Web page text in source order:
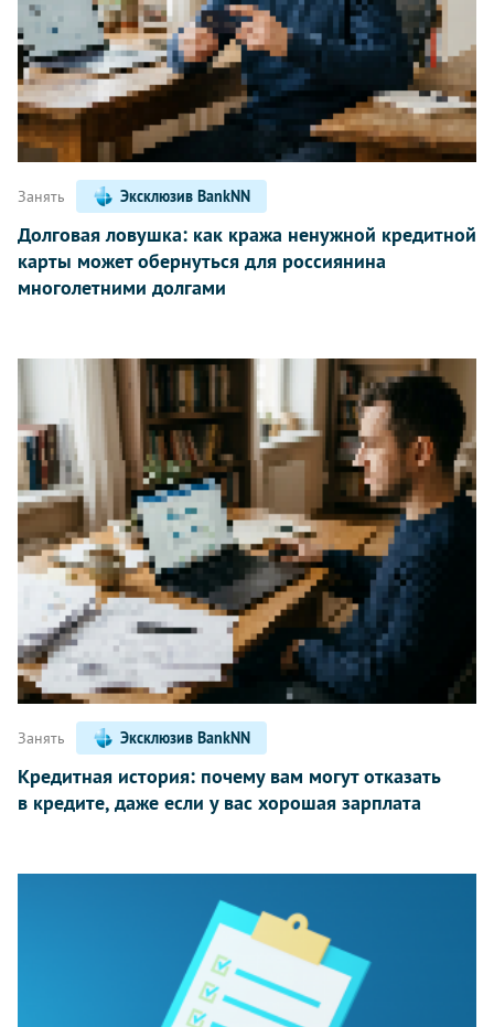
Занять Эксклюзив BankNN
Долговая ловушка: как кража ненужной кредитной
карты может обернуться для россиянина
многолетними долгами
Занять Эксклюзив BankNN
Кредитная история: почему вам могут отказать
в кредите, даже если у вас хорошая зарплата